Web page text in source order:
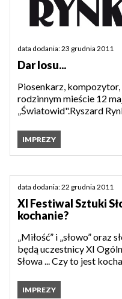
data dodania: 23 grudnia 2011
Dar losu...
Piosenkarz,
rodzinnym mieście 12
„Światowid".Ryszard
IMPREZY
data dodania: 22 grudnia 2011
XI Festiwal Sztuki
kochanie?
„Miłość” i „słowo” oraz
będą uczestnicy XI
Słowa ... Czy to jest
IMPREZY